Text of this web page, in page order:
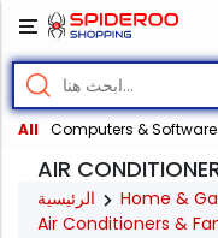
All Computers & Software
AIR
الرئيسية Home &
Air Conditioners &